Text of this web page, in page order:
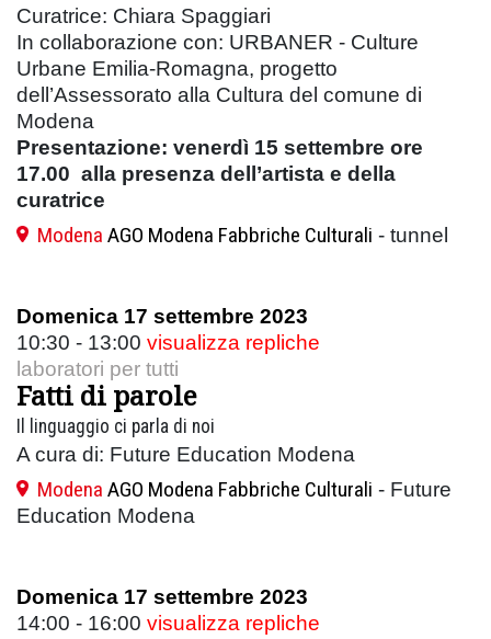
Curatrice: Chiara Spaggiari
In collaborazione con: URBANER - Culture
Urbane Emilia-Romagna, progetto
dell’Assessorato alla Cultura del comune di
Modena
Presentazione: venerdì 15 settembre ore
17.00 alla presenza dell’artista e della
curatrice
Modena AGO Modena Fabbriche Culturali - tunnel
Domenica 17 settembre 2023
10:30 - 13:00 visualizza repliche
laboratori per tutti
Fatti di parole
Il linguaggio ci parla di noi
A cura di: Future Education Modena
Modena AGO Modena Fabbriche Culturali - Future
Education Modena
Domenica 17 settembre 2023
14:00 - 16:00 visualizza repliche